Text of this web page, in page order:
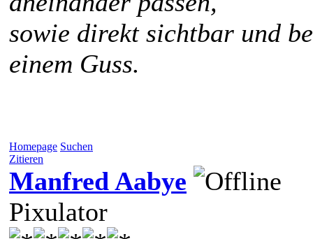
sowie direkt sichtbar und
einem Guss.
Homepage Suchen
Zitieren
Manfred Aabye
Pixulator